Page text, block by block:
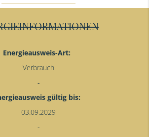
Energieausweis-Art:
Verbrauch
gültig bis:
03.09.2029